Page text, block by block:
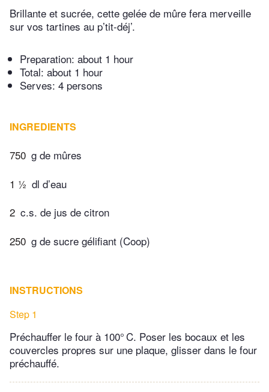
Brillante et sucrée, cette gelée de mûre fera merveille
sur vos tartines au p’tit-déj’.
Preparation: about 1 hour
Total: about 1 hour
Serves: 4 persons
INGREDIENTS
750 g de mûres
1 ½ dl d’eau
2 c.s. de jus de citron
250 g de sucre gélifiant (Coop)
INSTRUCTIONS
Step 1
Préchauffer le four à 100° C. Poser les bocaux et les
couvercles propres sur une plaque, glisser dans le four
préchauffé.